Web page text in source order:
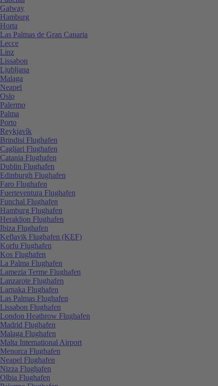
Galway
Hamburg
Horta
Las Palmas de Gran Canaria
Lecce
Linz
Lissabon
Ljubljana
Malaga
Neapel
Oslo
Palermo
Palma
Porto
Reykjavík
Brindisi Flughafen
Cagliari Flughafen
Catania Flughafen
Dublin Flughafen
Edinburgh Flughafen
Faro Flughafen
Fuerteventura Flughafen
Funchal Flughafen
Hamburg Flughafen
Heraklion Flughafen
Ibiza Flughafen
Keflavik Flughafen (KEF)
Korfu Flughafen
Kos Flughafen
La Palma Flughafen
Lamezia Terme Flughafen
Lanzarote Flughafen
Larnaka Flughafen
Las Palmas Flughafen
Lissabon Flughafen
London Heathrow Flughafen
Madrid Flughafen
Malaga Flughafen
Malta International Airport
Menorca Flughafen
Neapel Flughafen
Nizza Flughafen
Olbia Flughafen